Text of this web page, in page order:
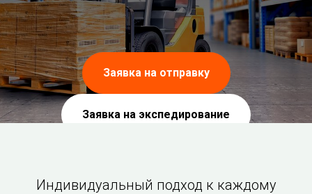
Заявка на отправку
Заявка на экспедирование
Индивидуальный подход к каждому